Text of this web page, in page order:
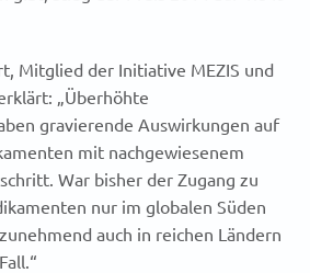
Mitglied der Initiative MEZIS und
„Überhöhte
gravierende Auswirkungen auf
mit nachgewiesenem
War bisher der Zugang zu
nur im globalen Süden
auch in reichen Ländern